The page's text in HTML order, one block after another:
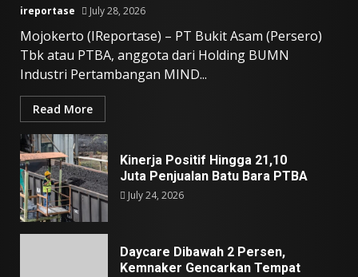
ireportase July 28, 2026
Mojokerto (IReportase) – PT Bukit Asam (Persero)
Tbk atau PTBA, anggota dari Holding BUMN
Industri Pertambangan MIND...
Read More
Kinerja Positif Hingga 21,10
Juta Penjualan Batu Bara PTBA
July 24, 2026
Daycare Dibawah 2 Persen,
Kemnaker Gencarkan Tempat